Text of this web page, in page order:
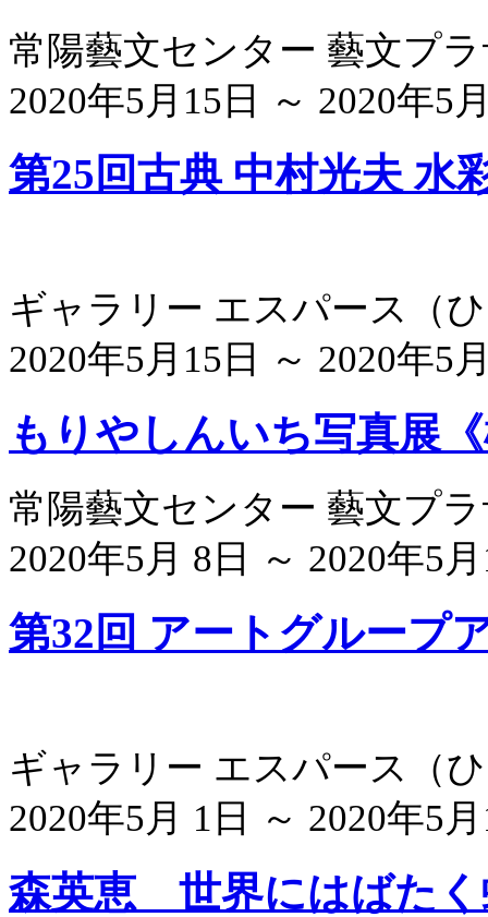
常陽藝文センター 藝文プ
2020年5月15日 ～ 2020年5
第25回古典 中村光夫 水
ギャラリー エスパース （
2020年5月15日 ～ 2020年5
もりやしんいち写真展
常陽藝文センター 藝文プ
2020年5月 8日 ～ 2020年5
第32回 アートグループ
ギャラリー エスパース （
2020年5月 1日 ～ 2020年5
森英恵 世界にはばたく